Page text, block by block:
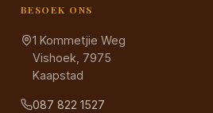
BESOEK ONS
1 Kommetjie Weg
Vishoek, 7975
Kaapstad
087 822 1527